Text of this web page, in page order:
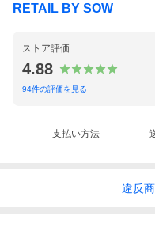
RETAIL BY SOW
ストア評価
4.88
94件の評価を見る
支払い方法
違反